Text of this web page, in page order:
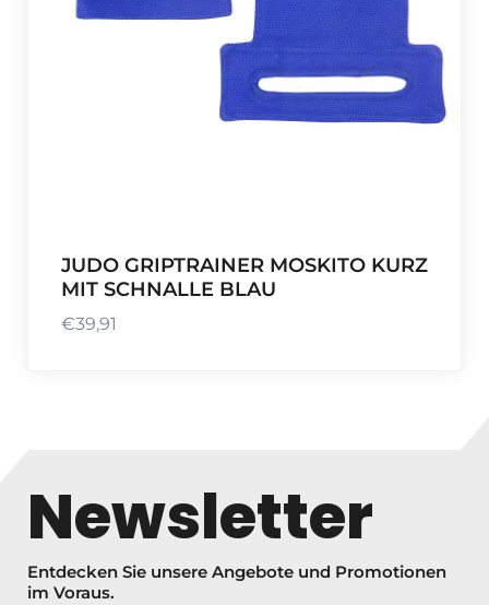
JUDO GRIPTRAINER MOSKITO KURZ
MIT SCHNALLE BLAU
€39,91
Newsletter
Entdecken Sie unsere Angebote und Promotionen
im Voraus.